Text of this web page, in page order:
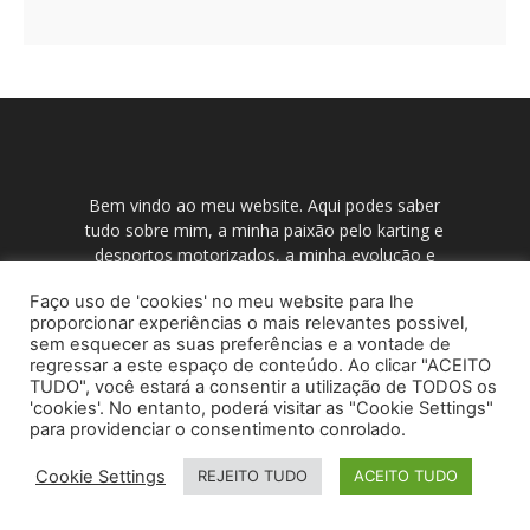
Bem vindo ao meu website. Aqui podes saber
tudo sobre mim, a minha paixão pelo karting e
desportos motorizados, a minha evolução e
corridas que faço, o calendário, resultados, etc.
Também podes ver as minhas fotos e vídeos e
conhecer os meus patrocinadores.
© NextBestIdea (Todos os Direitos Reservados)
Faço uso de 'cookies' no meu website para lhe
proporcionar experiências o mais relevantes possivel,
sem esquecer as suas preferências e a vontade de
regressar a este espaço de conteúdo. Ao clicar "ACEITO
TUDO", você estará a consentir a utilização de TODOS os
'cookies'. No entanto, poderá visitar as "Cookie Settings"
para providenciar o consentimento conrolado.
Cookie Settings REJEITO TUDO ACEITO TUDO